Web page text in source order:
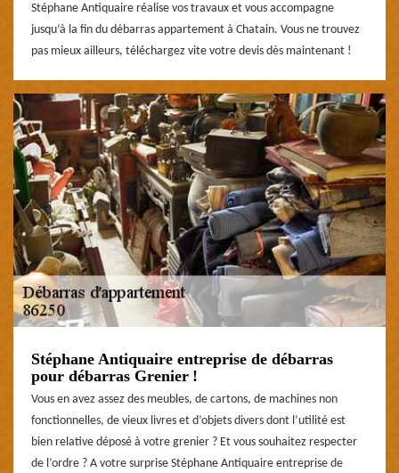
Stéphane Antiquaire réalise vos travaux et vous accompagne
jusqu’à la fin du débarras appartement à Chatain. Vous ne trouvez
pas mieux ailleurs, téléchargez vite votre devis dès maintenant !
Stéphane Antiquaire entreprise de débarras
pour débarras Grenier !
Vous en avez assez des meubles, de cartons, de machines non
fonctionnelles, de vieux livres et d’objets divers dont l’utilité est
bien relative déposé à votre grenier ? Et vous souhaitez respecter
de l’ordre ? A votre surprise Stéphane Antiquaire entreprise de